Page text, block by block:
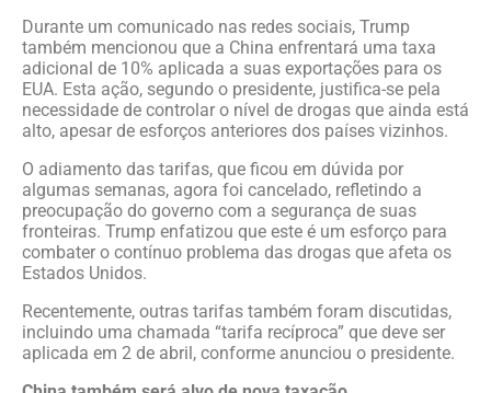
Durante um comunicado nas redes sociais, Trump
também mencionou que a China enfrentará uma taxa
adicional de 10% aplicada a suas exportações para os
EUA. Esta ação, segundo o presidente, justifica-se pela
necessidade de controlar o nível de drogas que ainda está
alto, apesar de esforços anteriores dos países vizinhos.
O adiamento das tarifas, que ficou em dúvida por
algumas semanas, agora foi cancelado, refletindo a
preocupação do governo com a segurança de suas
fronteiras. Trump enfatizou que este é um esforço para
combater o contínuo problema das drogas que afeta os
Estados Unidos.
Recentemente, outras tarifas também foram discutidas,
incluindo uma chamada “tarifa recíproca” que deve ser
aplicada em 2 de abril, conforme anunciou o presidente.